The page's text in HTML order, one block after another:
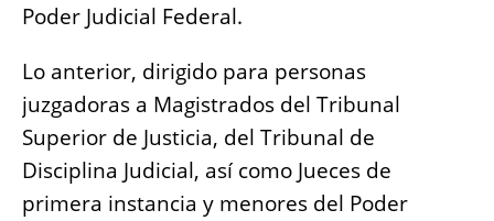
Poder Judicial Federal.
Lo anterior, dirigido para personas
juzgadoras a Magistrados del Tribunal
Superior de Justicia, del Tribunal de
Disciplina Judicial, así como Jueces de
primera instancia y menores del Poder